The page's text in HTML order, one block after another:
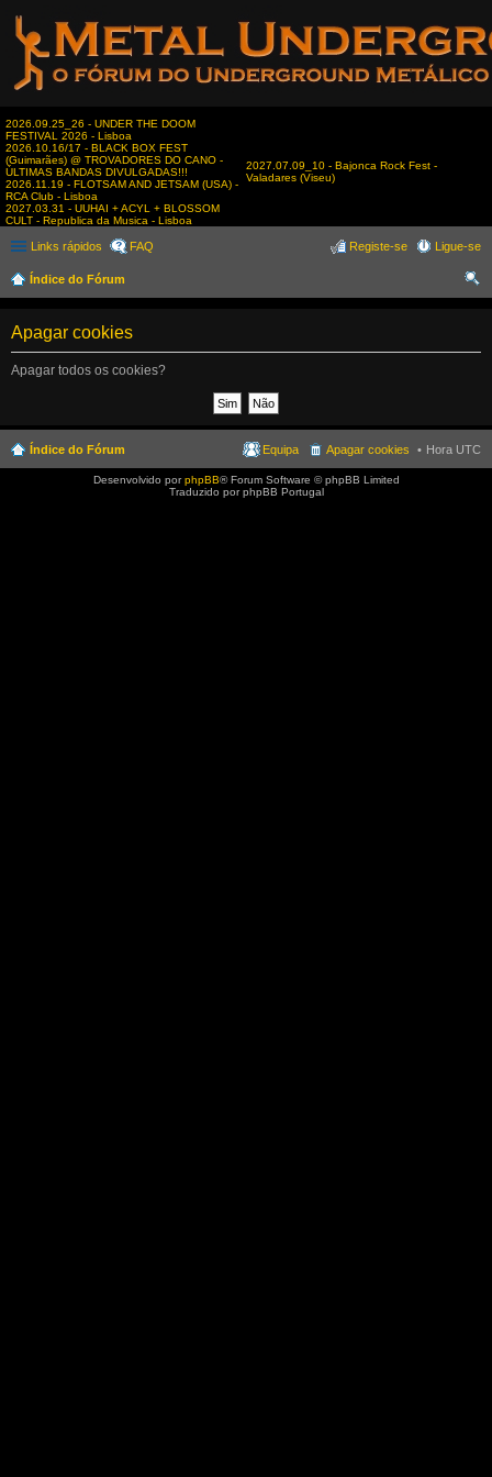
2026.09.25_26 - UNDER THE DOOM
FESTIVAL 2026 - Lisboa
2026.10.16/17 - BLACK BOX FEST
(Guimarães) @ TROVADORES DO CANO -
ÚLTIMAS BANDAS DIVULGADAS!!!
2026.11.19 - FLOTSAM AND JETSAM (USA) -
RCA Club - Lisboa
2027.03.31 - UUHAI + ACYL + BLOSSOM
CULT - Republica da Musica - Lisboa
2027.07.09_10 - Bajonca Rock Fest -
Valadares (Viseu)
Links rápidos FAQ Ligue-se
Registe-se
Índice do Fórum
Apagar cookies
Apagar todos os cookies?
Índice do Fórum Hora UTC
Apagar cookies
Equipa
Desenvolvido porphpBB® Forum Software © phpBB Limited
Traduzido por phpBB Portugal